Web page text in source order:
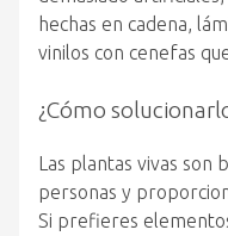
hechas en cadena,
vinilos con cenefas
¿Cómo
Las plantas vivas son
personas y
Si prefieres